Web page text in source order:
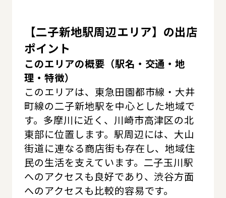
【二子新地駅周辺エリア】の出店
ポイント
このエリアの概要（駅名・交通・地
理・特徴）
このエリアは、東急田園都市線・大井
町線の二子新地駅を中心とした地域で
す。多摩川に近く、川崎市高津区の北
東部に位置します。駅周辺には、大山
街道に連なる商店街も存在し、地域住
民の生活を支えています。二子玉川駅
へのアクセスも良好であり、渋谷方面
へのアクセスも比較的容易です。